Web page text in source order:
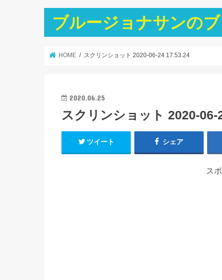
ブルージョナサンの
HOME スクリンショット 2020-06-24 17.53.24
2020.06.25
スクリンショット 2020-06-
ツイート シェア
ス